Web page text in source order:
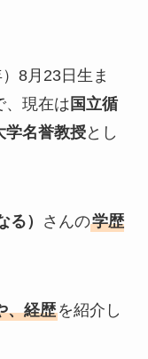
8月23日生ま
、現在は 国立循
学名誉教授とし
） さんの学歴
、経歴を紹介し